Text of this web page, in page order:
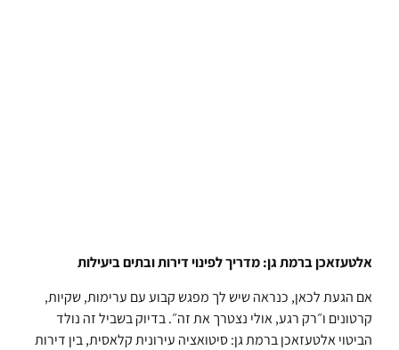
אלטעזאכן ברמת גן: מדריך לפינוי דירות ובתים ביעילות
אם הגעת לכאן, כנראה שיש לך מפגש קבוע עם ערימות, שקיות,
קרטונים ו״רק רגע, אולי נצטרך את זה״. בדיוק בשביל זה נולד
הביטוי אלטעזאכן ברמת גן: סיטואציה עירונית קלאסית, בין דירות